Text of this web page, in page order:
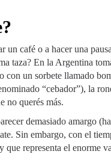
un café o a hacer una
taza? En la Argentina
con un sorbete llamado
“cebador”), la
no querés más.
demasiado amargo
Sin embargo, con el
que representa el enorme